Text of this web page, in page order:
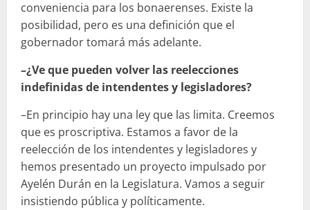
conveniencia para los bonaerenses. Existe la
posibilidad, pero es una definición que el
gobernador tomará más adelante.
–¿Ve que pueden volver las reelecciones
indefinidas de intendentes y legisladores?
–En principio hay una ley que las limita. Creemos
que es proscriptiva. Estamos a favor de la
reelección de los intendentes y legisladores y
hemos presentado un proyecto impulsado por
Ayelén Durán en la Legislatura. Vamos a seguir
insistiendo pública y políticamente.